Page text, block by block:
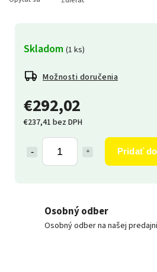
€292,02
€237,41 bez DPH
Pridať
Skladom (1 ks)
Možnosti doručenia
Osobný odber
Osobný odber na našej